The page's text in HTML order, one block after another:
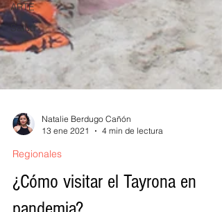
ARTE
Salud
Natalie Berdugo Cañón
13 ene 2021
Regionales
¿Cómo visitar el Tayrona en